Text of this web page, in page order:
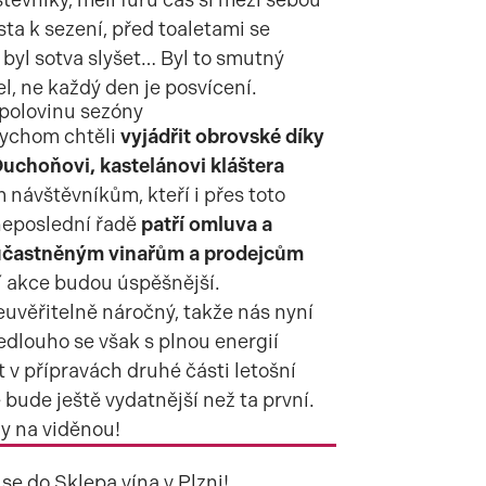
k sezení, před toaletami se
sotva slyšet… Byl to smutný
ne každý den je posvícení.
sezóny
chtěli vyjádřit obrovské díky
kastelánovi kláštera
návštěvníkům, kteří i přes toto
řadě patří omluva a
vinařům a prodejcům
budou úspěšnější.
náročný, takže nás nyní
se však s plnou energií
v přípravách druhé části letošní
ještě vydatnější než ta první.
na viděnou!